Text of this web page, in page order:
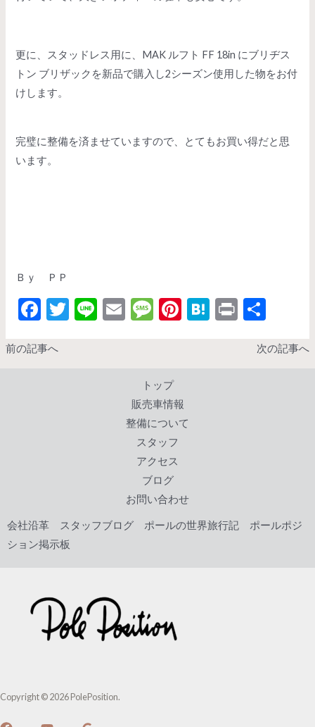
更に、スタッドレス用に、MAK ルフト FF 18in にブリヂス
トン ブリザックを新品で購入し2シーズン使用した物をお付
けします。
完璧に整備を済ませていますので、とてもお買い得だと思
います。
Ｂｙ ＰＰ
F
e
T
Li E
M
g
e
Pi
t
H Pr
前の記事へ 次の記事へ
トップ
販売車情報
整備について
スタッフ
アクセス
ブログ
お問い合わせ
会社沿革 スタッフブログ ポールの世界旅行記
ポールポジ
ション掲示板
Copyright © 2026 PolePosition.